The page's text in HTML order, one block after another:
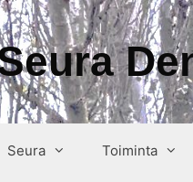
Seura Toiminta